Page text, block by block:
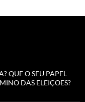
QUE O SEU PAPEL
DAS ELEIÇÕES?